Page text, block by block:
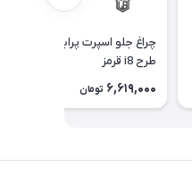
طرح i8 قرمز
6,619,000 تومان